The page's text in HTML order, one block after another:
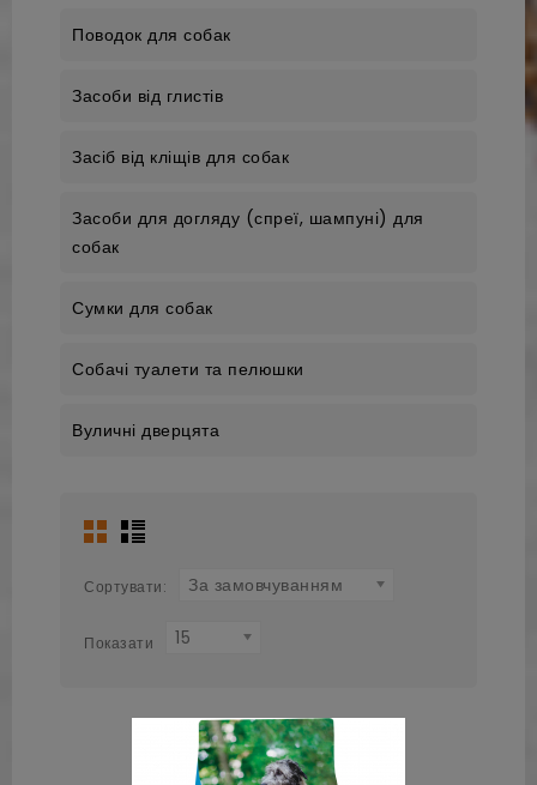
Поводок для собак
Засоби від глистів
Засіб від кліщів для собак
Засоби для догляду (спреї, шампуні) для
собак
Сумки для собак
Собачі туалети та пелюшки
Вуличні дверцята
Сортувати: За замовчуванням
Показати 15